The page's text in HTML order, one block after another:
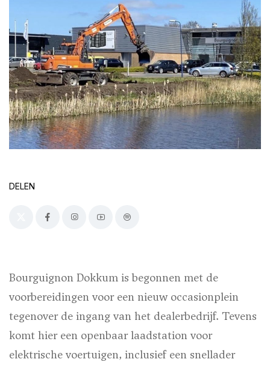
DELEN
Bourguignon Dokkum is begonnen met de
voorbereidingen voor een nieuw occasionplein
tegenover de ingang van het dealerbedrijf. Tevens
komt hier een openbaar laadstation voor
elektrische voertuigen, inclusief een snellader